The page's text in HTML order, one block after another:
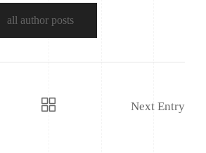
all author posts
Next Entry